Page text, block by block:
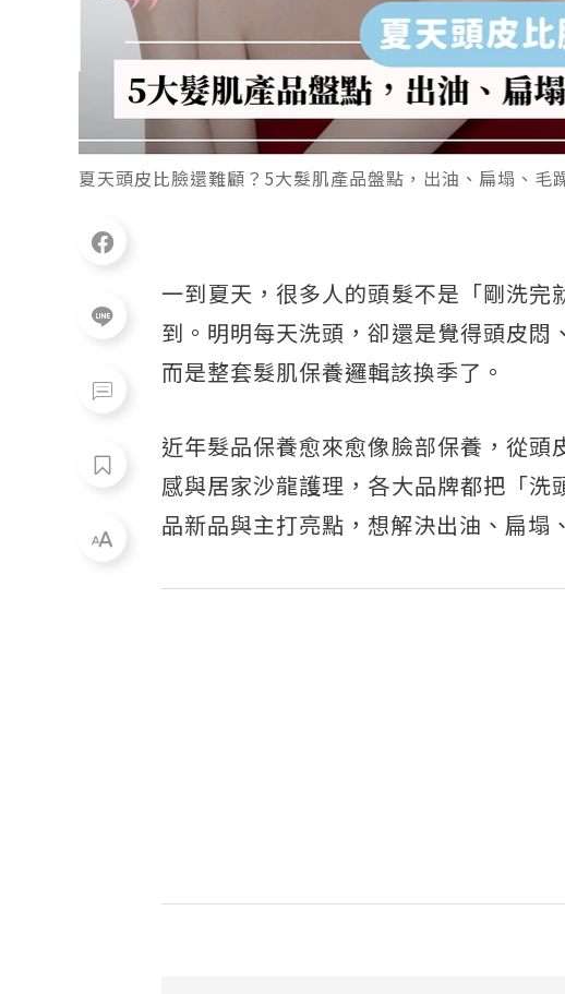
夏天頭皮比臉還難顧？5大髮肌產品盤點，出油、扁塌、
一到夏天，很多人的頭髮不是「剛洗
到。明明每天洗頭，卻還是覺得頭皮悶
而是整套髮肌保養邏輯該換季了。
近年髮品保養愈來愈像臉部保養，從
感與居家沙龍護理，各大品牌都把「
品新品與主打亮點，想解決出油、扁塌